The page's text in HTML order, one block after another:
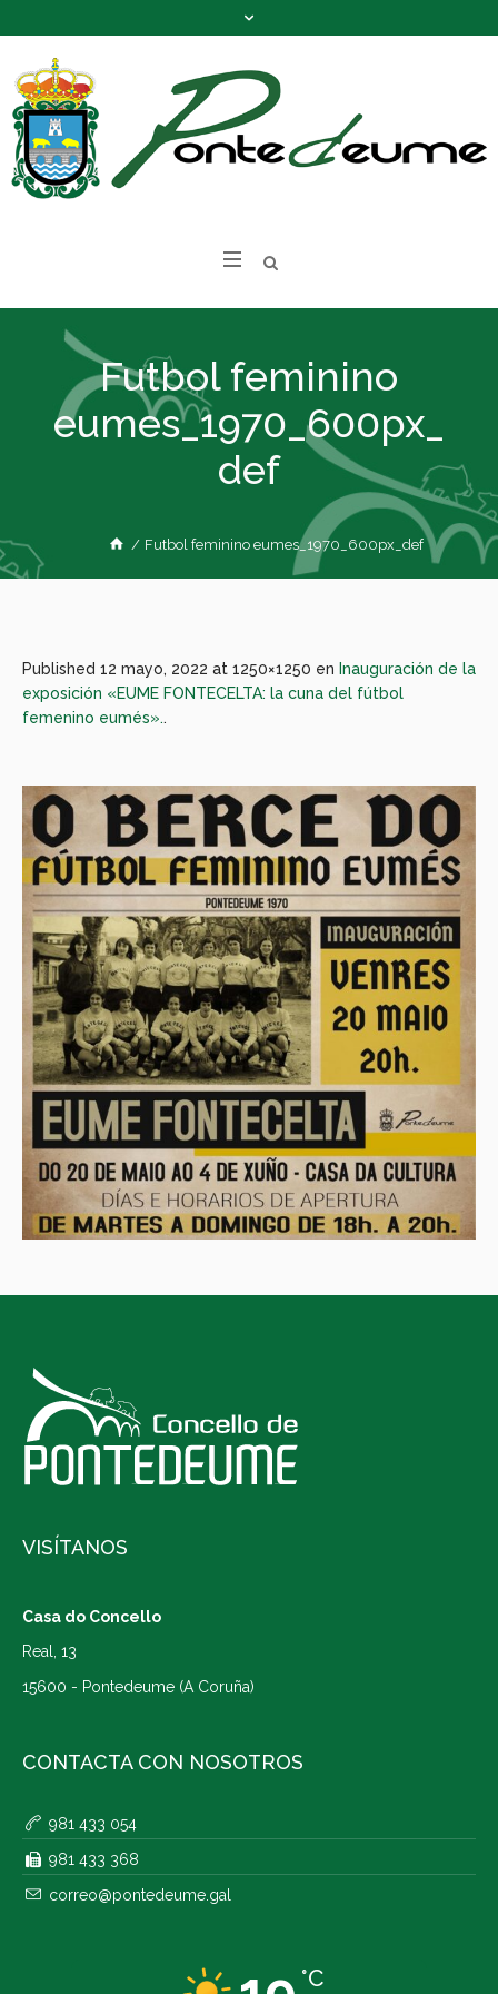
Futbol feminino
eumes_1970_600px_
def
/ Futbol feminino eumes_1970_600px_def
Published 12 mayo, 2022 at 1250×1250 en Inauguración de la
exposición «EUME FONTECELTA: la cuna del fútbol
femenino eumés»..
VISÍTANOS
Casa do Concello
Real, 13
15600 - Pontedeume (A Coruña)
CONTACTA CON NOSOTROS
981 433 054
981 433 368
correo@pontedeume.gal
°C